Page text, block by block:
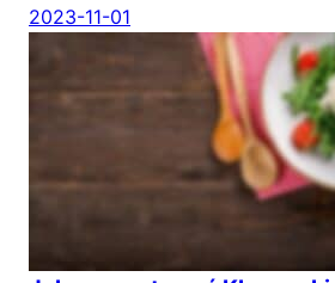
2023-11-01